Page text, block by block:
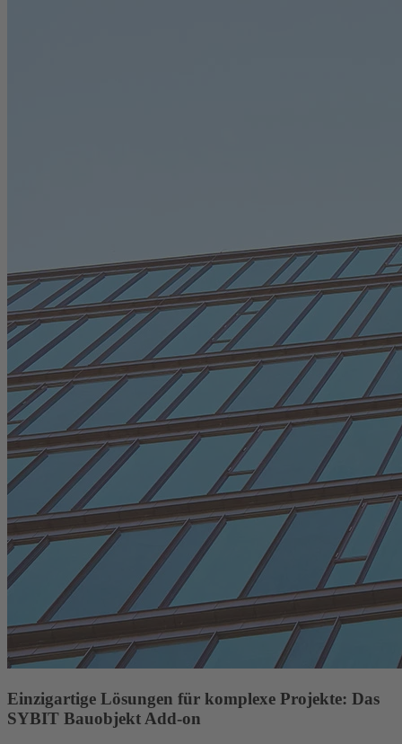
Einzigartige Lösungen für komplexe Projekte: Das
SYBIT Bauobjekt Add-on